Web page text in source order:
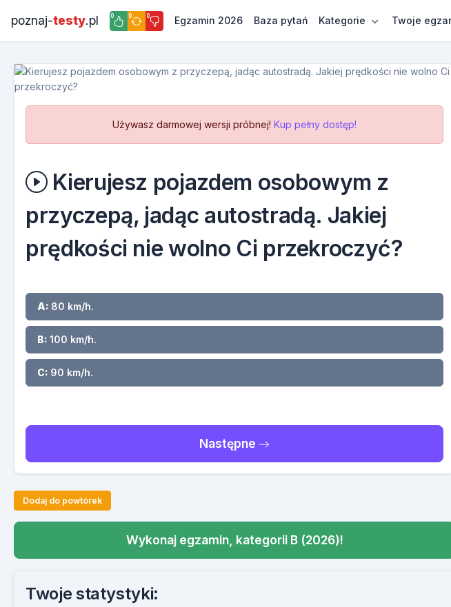
poznaj-testy.pl 0 0 0 Egzamin 2026 Baza pytań Kategorie Twoje
Używasz darmowej wersji próbnej! Kup pełny dostęp!
Kierujesz pojazdem osobowym z
przyczepą, jadąc autostradą. Jakiej
prędkości nie wolno Ci przekroczyć?
A: 80 km/h.
B: 100 km/h.
C: 90 km/h.
Następne
Dodaj do powtórek
Wykonaj egzamin, kategorii B (2026)!
Twoje statystyki: